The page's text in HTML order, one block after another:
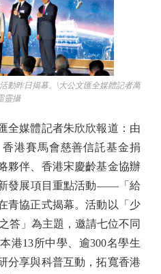
昨日揭幕。\大公文匯全媒體記者萬
靈攝
媒體記者朱欣欣報道：由
港賽馬會慈善信託基金捐
夥伴、香港宋慶齡基金協辦
發展項目重點活動——「給
青協正式揭幕。活動以「少
答」為主題，邀請七位不同
港13所中學、逾300名學生
分享與科普互動，拓寬香港